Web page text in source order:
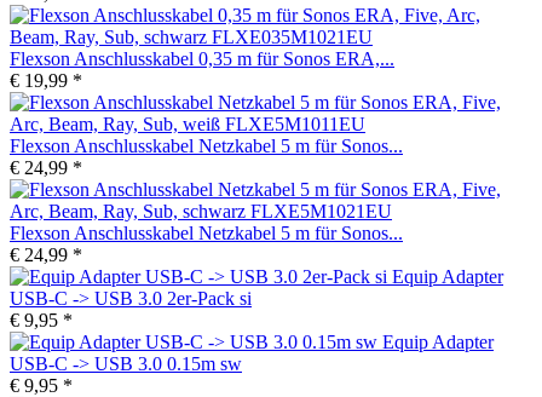
Flexson Anschlusskabel 0,35 m für Sonos ERA,...
€ 19,99 *
Flexson Anschlusskabel Netzkabel 5 m für Sonos...
€ 24,99 *
Flexson Anschlusskabel Netzkabel 5 m für Sonos...
€ 24,99 *
Equip Adapter
USB-C -> USB 3.0 2er-Pack si
€ 9,95 *
Equip Adapter
USB-C -> USB 3.0 0.15m sw
€ 9,95 *